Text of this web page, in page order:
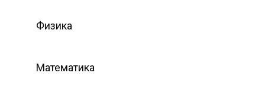
Физика
Математика